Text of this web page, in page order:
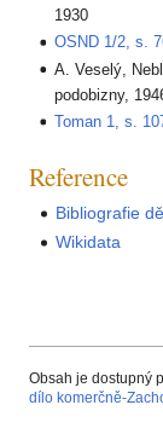
1930
OSND 1/2, s.
A. Veselý,
podobizny,
Toman 1, s.
Reference
Bibliografie
Wikidata
Obsah je dostupný
dílo komerčně-